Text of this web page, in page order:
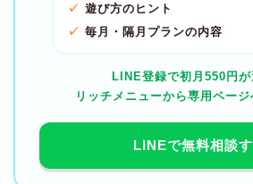
遊び方のヒント
毎月・隔月プランの内容
LINE登録で初月550円が
リッチメニューから専用ページ
LINEで無料相談